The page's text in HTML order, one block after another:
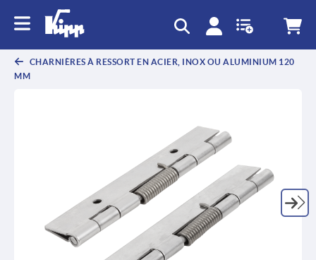
CHARNIÈRES À RESSORT EN ACIER, INOX OU ALUMINIUM 120
MM